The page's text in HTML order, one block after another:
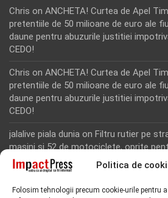
Politica de
Folosim tehnologii precum cookie-urile pentru
Chris on ANCHETA! Curtea de Apel
pretentiile de 50 milioane de euro ale
daune pentru abuzurile justitiei
CEDO!
Chris on ANCHETA! Curtea de Apel
pretentiile de 50 milioane de euro ale
daune pentru abuzurile justitiei
CEDO!
jalalive piala dunia on Filtru rutier pe
masini si 52 de motociclete, oprite
Rodion Camatoritul on Inca un martor
“Toti martorii hartuiti au facut